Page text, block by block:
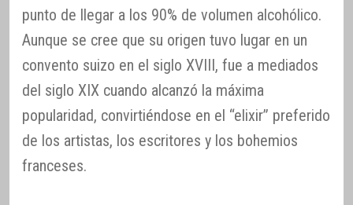
punto de llegar a los 90% de volumen alcohólico.
Aunque se cree que su origen tuvo lugar en un
convento suizo en el siglo XVIII, fue a mediados
del siglo XIX cuando alcanzó la máxima
popularidad, convirtiéndose en el “elixir” preferido
de los artistas, los escritores y los bohemios
franceses.